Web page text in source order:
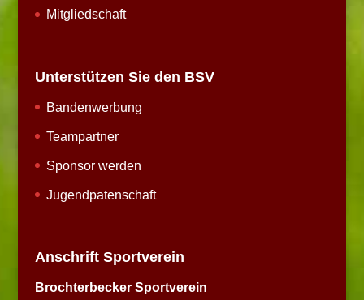
Mitgliedschaft
Unterstützen Sie den BSV
Bandenwerbung
Teampartner
Sponsor werden
Jugendpatenschaft
Anschrift Sportverein
Brochterbecker Sportverein